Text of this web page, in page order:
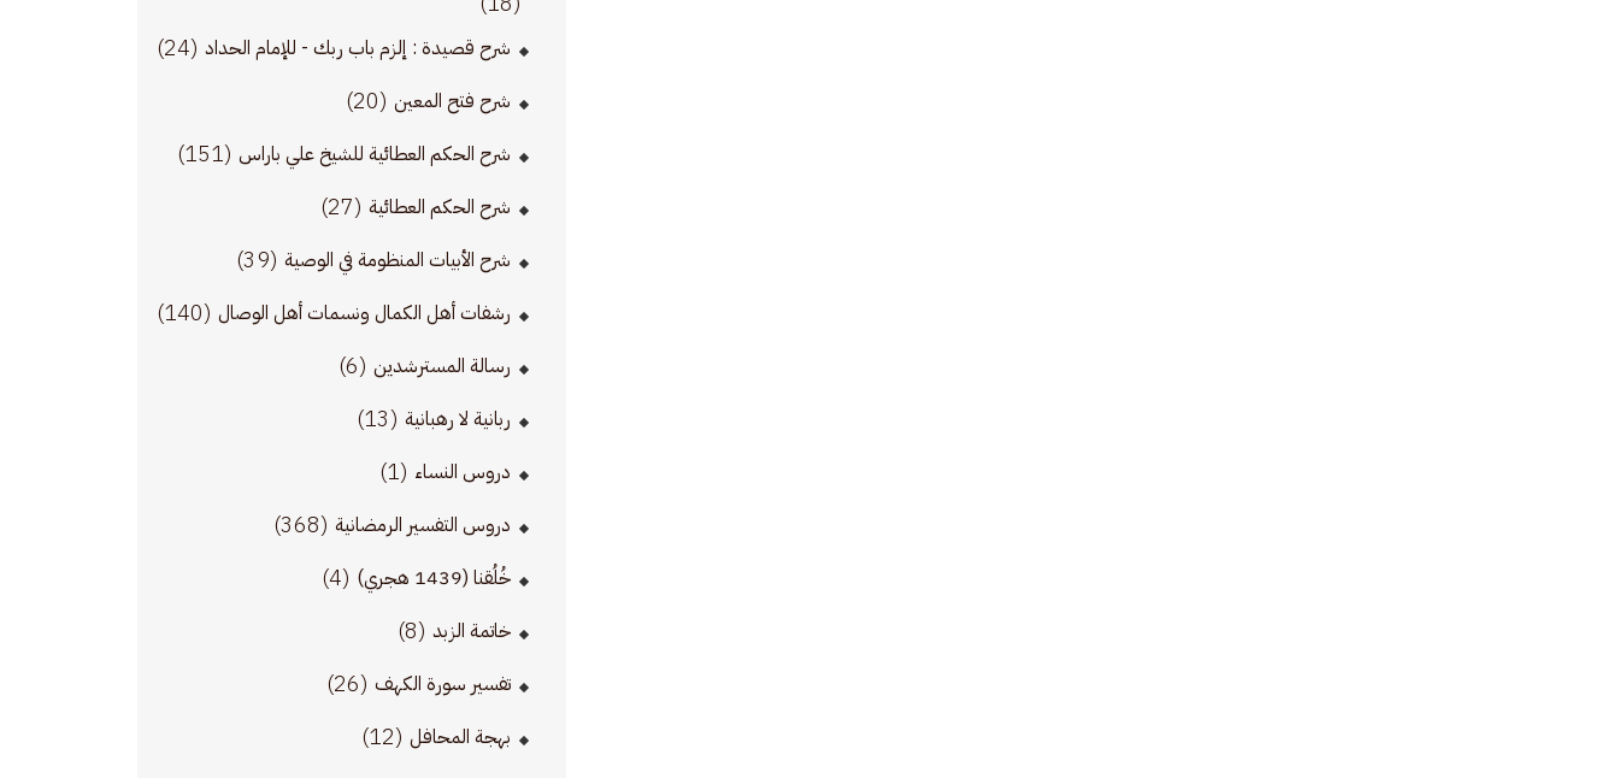
شرح قصيدة : إلزم باب ربك - للإمام الحداد (24)
شرح فتح المعين (20)
شرح الحكم العطائية للشيخ علي باراس (151)
شرح الحكم العطائية (27)
شرح الأبيات المنظومة في الوصية (39)
رشفات أهل الكمال ونسمات أهل الوصال (140)
رسالة المسترشدين (6)
ربانية لا رهبانية (13)
دروس النساء (1)
دروس التفسير الرمضانية (368)
خُلُقنا (1439 هجري) (4)
خاتمة الزبد (8)
تفسير سورة الكهف (26)
بهجة المحافل (12)